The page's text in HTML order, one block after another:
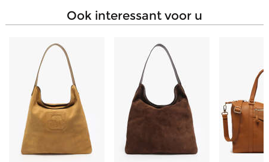
ook interessant voor u